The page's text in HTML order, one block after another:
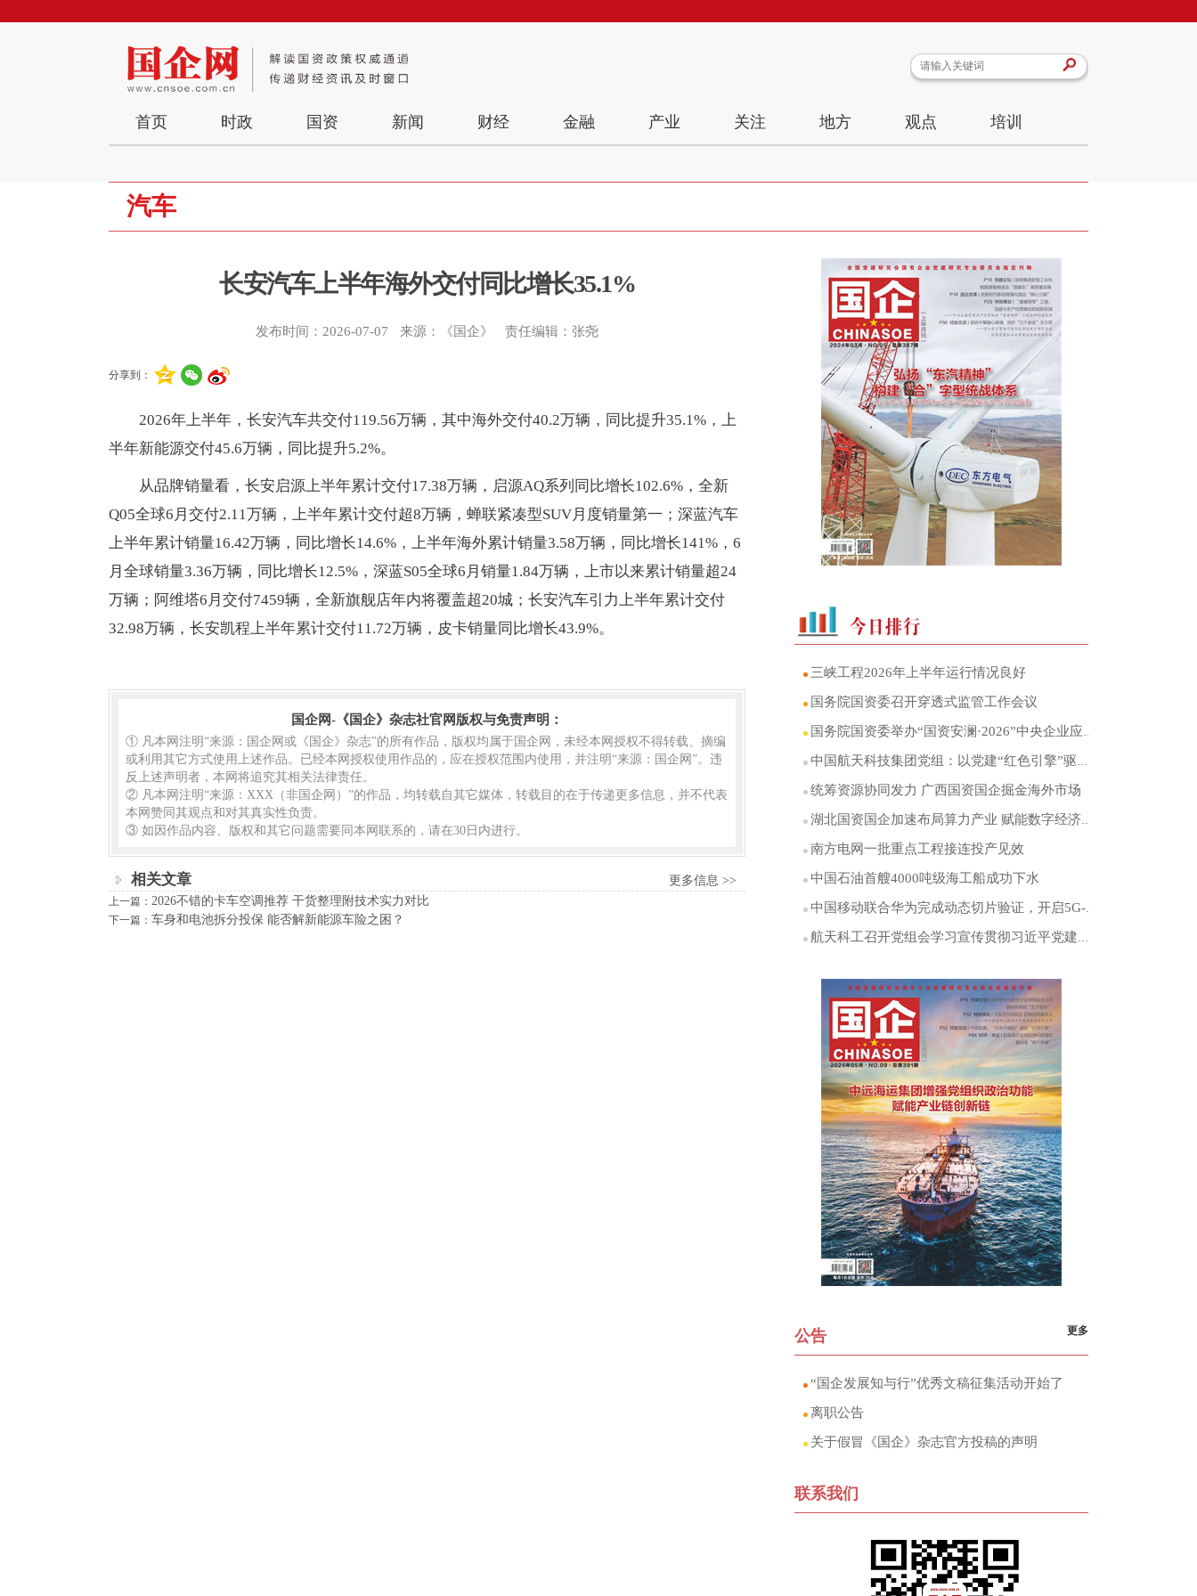
首页 时政 国资 新闻 财经 金融 产业 关注 地方 观点 培训
汽车
长安汽车上半年海外交付同比增长35.1%
发布时间：2026-07-07 来源：《国企》 责任编辑：张尧
分享到：
2026年上半年，长安汽车共交付119.56万辆，其中海外交付40.2万辆，同比提升35.1%，上
半年新能源交付45.6万辆，同比提升5.2%。
从品牌销量看，长安启源上半年累计交付17.38万辆，启源AQ系列同比增长102.6%，全新
Q05全球6月交付2.11万辆，上半年累计交付超8万辆，蝉联紧凑型SUV月度销量第一；深蓝汽车
上半年累计销量16.42万辆，同比增长14.6%，上半年海外累计销量3.58万辆，同比增长141%，6
月全球销量3.36万辆，同比增长12.5%，深蓝S05全球6月销量1.84万辆，上市以来累计销量超24
万辆；阿维塔6月交付7459辆，全新旗舰店年内将覆盖超20城；长安汽车引力上半年累计交付
32.98万辆，长安凯程上半年累计交付11.72万辆，皮卡销量同比增长43.9%。
国企网-《国企》杂志社官网版权与免责声明：
① 凡本网注明“来源：国企网或《国企》杂志”的所有作品，版权均属于国企网，未经本网授权不得转载、摘编
或利用其它方式使用上述作品。已经本网授权使用作品的，应在授权范围内使用，并注明“来源：国企网”。违
反上述声明者，本网将追究其相关法律责任。
② 凡本网注明“来源：XXX（非国企网）”的作品，均转载自其它媒体，转载目的在于传递更多信息，并不代表
本网赞同其观点和对其真实性负责。
③ 如因作品内容、版权和其它问题需要同本网联系的，请在30日内进行。
更多信息 >>
相关文章
上一篇： 2026不错的卡车空调推荐 干货整理附技术实力对比
下一篇： 车身和电池拆分投保 能否解新能源车险之困？
三峡工程2026年上半年运行情况良好
国务院国资委召开穿透式监管工作会议
国务院国资委举办“国资安澜·2026”中央企业应对重大洪涝灾害桌面演练
中国航天科技集团党组：以党建“红色引擎”驱动航天事业行稳致远
统筹资源协同发力 广西国资国企掘金海外市场
湖北国资国企加速布局算力产业 赋能数字经济高质量发展
南方电网一批重点工程接连投产见效
中国石油首艘4000吨级海工船成功下水
中国移动联合华为完成动态切片验证，开启5G-A体验保障新时代
航天科工召开党组会学习宣传贯彻习近平党建思想
公告 更多
“国企发展知与行”优秀文稿征集活动开始了
离职公告
关于假冒《国企》杂志官方投稿的声明
联系我们